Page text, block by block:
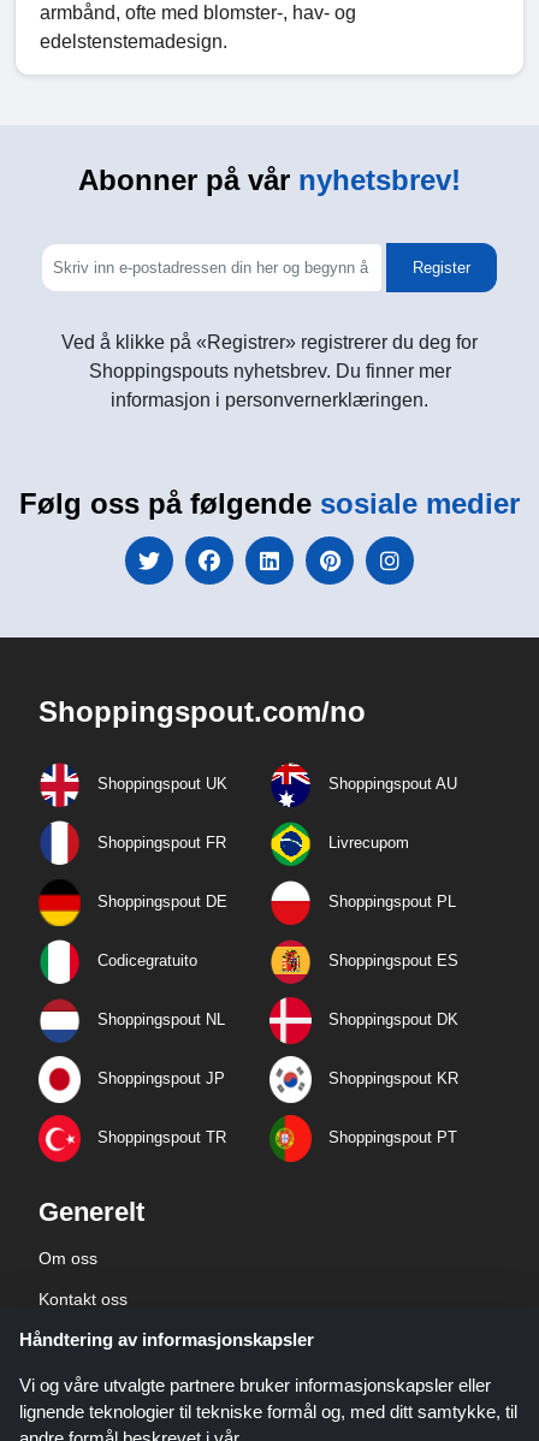
armbånd, ofte med blomster-, hav- og
edelstenstemadesign.
Abonner på vår nyhetsbrev!
Register
Ved å klikke på «Registrer» registrerer du deg for
Shoppingspouts nyhetsbrev. Du finner mer
informasjon i personvernerklæringen.
Følg oss på følgende sosiale medier
Shoppingspout.com/no
Shoppingspout UK Shoppingspout AU
Shoppingspout FR Livrecupom
Shoppingspout DE Shoppingspout PL
Codicegratuito Shoppingspout ES
Shoppingspout NL Shoppingspout DK
Shoppingspout JP Shoppingspout KR
Shoppingspout TR Shoppingspout PT
Generelt
Om oss
Kontakt oss
Bedriftsinformasjon
personvernerklæring
Håndtering av informasjonskapsler
Vi og våre utvalgte partnere bruker informasjonskapsler eller
lignende teknologier til tekniske formål og, med ditt samtykke, til